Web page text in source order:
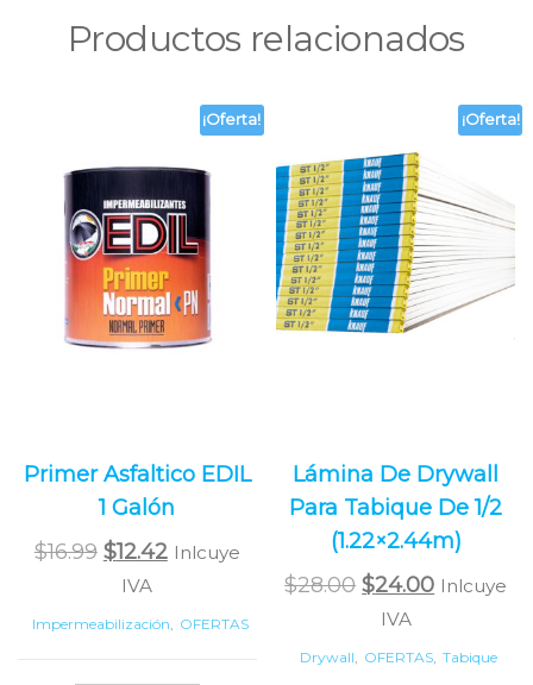
Productos relacionados
¡Oferta!
Primer Asfaltico EDIL
1 Galón
$16.99 Original
price
was:
$12.42Current
is:
Inlcuye
IVA
Impermeabilización, OFERTAS
¡Oferta!
Lámina De Drywall
Para Tabique De 1/2
(1.22×2.44m)
$28.00 Original
price
was:
$24.00Current
is:
Inlcuye
IVA
Drywall, OFERTAS, Tabique